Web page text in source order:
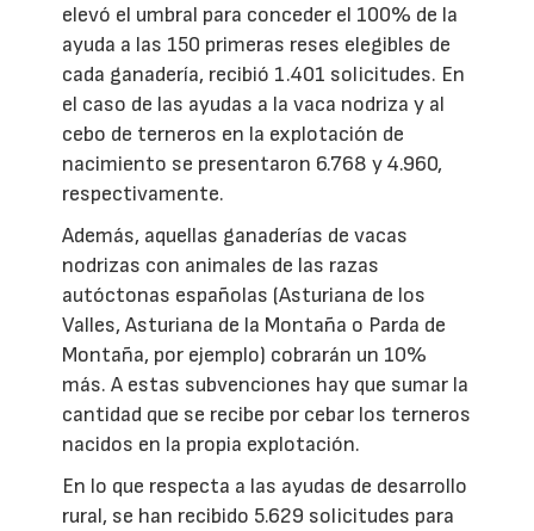
elevó el umbral para conceder el 100% de la
ayuda a las 150 primeras reses elegibles de
cada ganadería, recibió 1.401 solicitudes. En
el caso de las ayudas a la vaca nodriza y al
cebo de terneros en la explotación de
nacimiento se presentaron 6.768 y 4.960,
respectivamente.
Además, aquellas ganaderías de vacas
nodrizas con animales de las razas
autóctonas españolas (Asturiana de los
Valles, Asturiana de la Montaña o Parda de
Montaña, por ejemplo) cobrarán un 10%
más. A estas subvenciones hay que sumar la
cantidad que se recibe por cebar los terneros
nacidos en la propia explotación.
En lo que respecta a las ayudas de desarrollo
rural, se han recibido 5.629 solicitudes para